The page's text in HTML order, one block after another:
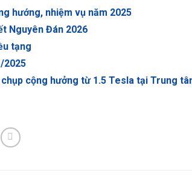
hướng, nhiệm vụ năm 2025
Nguyên Đán 2026
tạng
2025
cộng hưởng từ 1.5 Tesla tại Trung